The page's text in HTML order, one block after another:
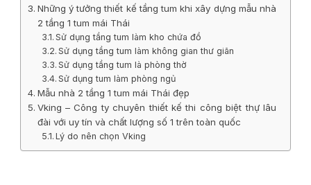
Những ý tưởng thiết kế tầng tum khi xây dựng mẫu nhà
2 tầng 1 tum mái Thái
Sử dụng tầng tum làm kho chứa đồ
Sử dụng tầng tum làm không gian thư giãn
Sử dụng tầng tum là phòng thờ
Sử dụng tum làm phòng ngủ
Mẫu nhà 2 tầng 1 tum mái Thái đẹp
Vking – Công ty chuyên thiết kế thi công biệt thự lâu
đài với uy tín và chất lượng số 1 trên toàn quốc
Lý do nên chọn Vking